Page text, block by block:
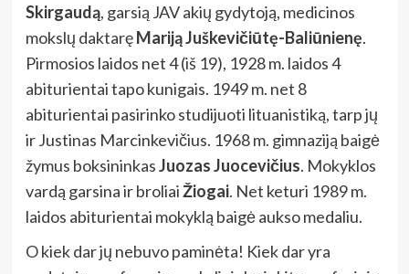
Skirgaudą, garsią JAV akių gydytoją, medicinos
mokslų daktaręMariją Juškevičiūtę-Baliūnienę.
Pirmosios laidos net 4 (iš 19), 1928 m. laidos 4
abiturientai tapo kunigais. 1949 m. net 8
abiturientai pasirinko studijuoti lituanistiką, tarp jų
ir Justinas Marcinkevičius. 1968 m. gimnaziją baigė
žymus boksininkasJuozas Juocevičius. Mokyklos
vardą garsina ir broliaiŽiogai. Net keturi 1989 m.
laidos abiturientai mokyklą baigė aukso medaliu.
O kiek dar jų nebuvo paminėta! Kiek dar yra